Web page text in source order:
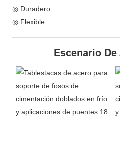
◎ Duradero
◎ Flexible
Escenario